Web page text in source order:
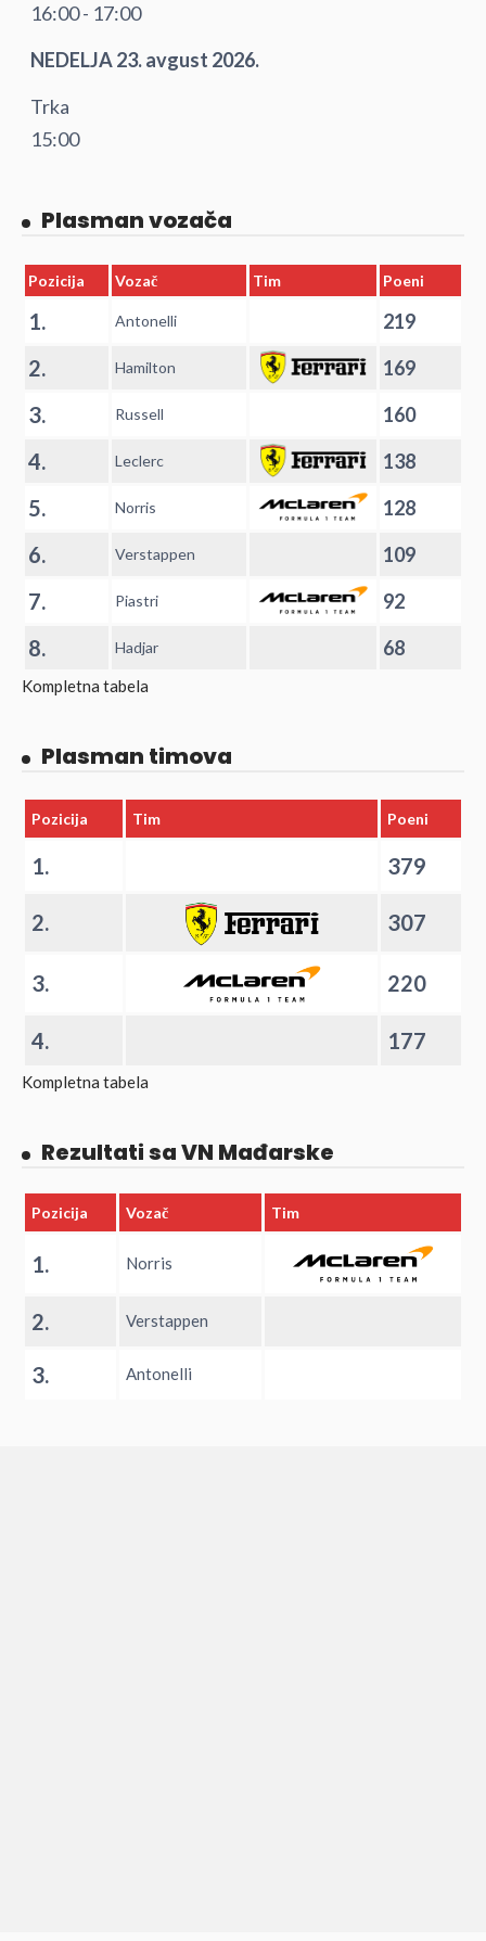
16:00 - 17:00
NEDELJA 23. avgust 2026.
Trka
15:00
Plasman vozača
Pozicija Vozač Tim Poeni
1. Antonelli 219
2. Hamilton 169
3. Russell 160
4. Leclerc 138
5. Norris 128
6. Verstappen 109
7. Piastri 92
8. Hadjar 68
Kompletna tabela
Plasman timova
Pozicija Tim Poeni
1. 379
2. 307
3. 220
4. 177
Kompletna tabela
Rezultati sa VN Mađarske
Pozicija Vozač Tim
1. Norris
2. Verstappen
3. Antonelli